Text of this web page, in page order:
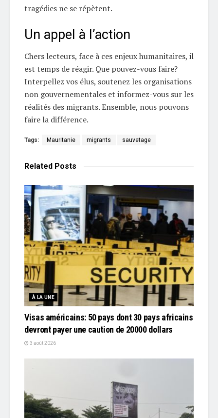
tragédies ne se répètent.
Un appel à l’action
Chers lecteurs, face à ces enjeux humanitaires, il
est temps de réagir. Que pouvez-vous faire?
Interpellez vos élus, soutenez les organisations
non gouvernementales et informez-vous sur les
réalités des migrants. Ensemble, nous pouvons
faire la différence.
Tags: Mauritanie migrants sauvetage
Related Posts
À LA UNE
Visas américains: 50 pays dont 30 pays africains
devront payer une caution de 20000 dollars
3 août 2026